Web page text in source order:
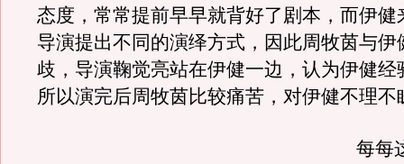
态度，常常提前早早就背好了剧本，而伊健
导演提出不同的演绎方式，因此周牧茵与伊
歧，导演鞠觉亮站在伊健一边，认为伊健经
所以演完后周牧茵比较痛苦，对伊健不理不
每每